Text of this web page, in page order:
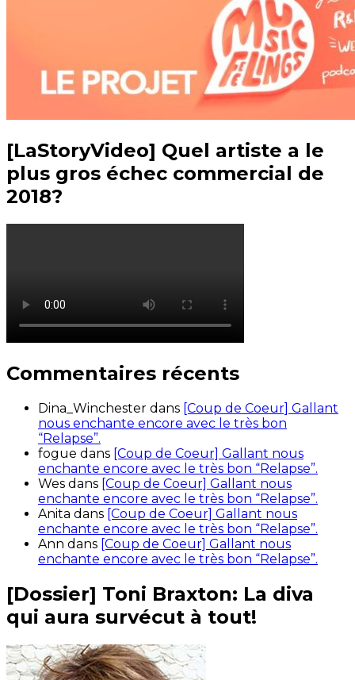
[LaStoryVideo] Quel artiste a le
plus gros échec commercial de
2018?
Commentaires récents
Dina_Winchester dans [Coup de Coeur] Gallant
nous enchante encore avec le très bon
“Relapse”.
fogue dans [Coup de Coeur] Gallant nous
enchante encore avec le très bon “Relapse”.
Wes dans [Coup de Coeur] Gallant nous
enchante encore avec le très bon “Relapse”.
Anita dans [Coup de Coeur] Gallant nous
enchante encore avec le très bon “Relapse”.
Ann dans [Coup de Coeur] Gallant nous
enchante encore avec le très bon “Relapse”.
[Dossier] Toni Braxton: La diva
qui aura survécut à tout!